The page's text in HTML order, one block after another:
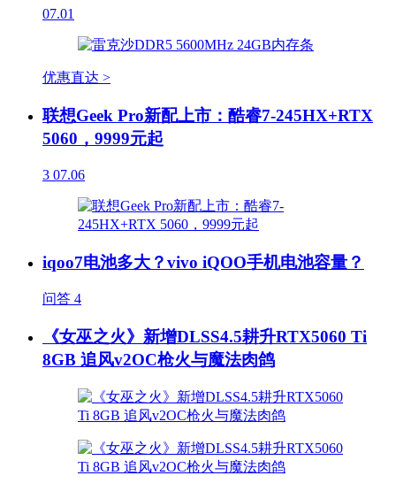
07.01
优惠直达 >
联想Geek Pro新配上市：酷睿7-245HX+RTX
5060，9999元起
3 07.06
iqoo7电池多大？vivo iQOO手机电池容量？
问答 4
《女巫之火》新增DLSS4.5耕升RTX5060 Ti
8GB 追风v2OC枪火与魔法肉鸽